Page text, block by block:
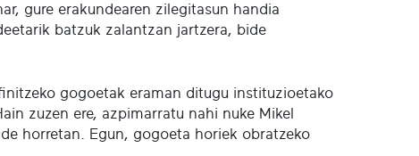
gure erakundearen zilegitasun handia
batzuk zalantzan jartzera, bide
gogoetak eraman ditugu instituzioetako
zuzen ere, azpimarratu nahi nuke Mikel
horretan. Egun, gogoeta horiek obratzeko